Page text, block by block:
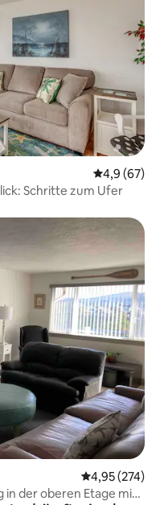
4,9 (67)
Schritte zum Ufer
4,95 (274)
der oberen Etage mit